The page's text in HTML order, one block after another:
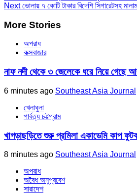
Nextভোলায় ৭ কোটি টাকার বিদেশি সিগারেটসহ
More Stories
অপরাধ
কক্সবাজার
নাফ নদী থেকে ৩ জেলেকে ধরে নিয়ে গেছে
6 minutes ago Southeast Asia Journal
খেলাধুলা
পার্বত্য চট্টগ্রাম
খাগড়াছড়িতে শুরু প্রমিলা একাডেমি কাপ ফুটবল
8 minutes ago Southeast Asia Journal
অপরাধ
অবৈধ অনুপ্রবেশ
সারাদেশ